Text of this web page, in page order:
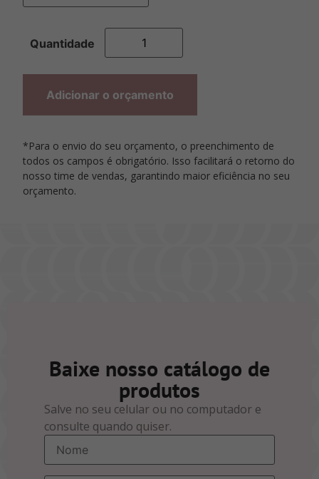
Adicionar o orçamento
*Para o envio do seu orçamento, o preenchimento de
todos os campos é obrigatório. Isso facilitará o retorno do
nosso time de vendas, garantindo maior eficiência no seu
orçamento.
Baixe nosso catálogo de
produtos
Salve no seu celular ou no computador e
consulte quando quiser.